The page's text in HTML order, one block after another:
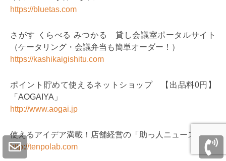
https://bluetas.com
さがす くらべる みつかる 貸し会議室ポータルサイト
（ケータリング・会議弁当も簡単オーダー！）
https://kashikaigishitu.com
ポイント貯めて使えるネットショップ 【出品料0円】
「AOGAIYA」
http://www.aogai.jp
使えるアイデア満載！店舗経営の「助っ人ニュース」
http://tenpolab.com